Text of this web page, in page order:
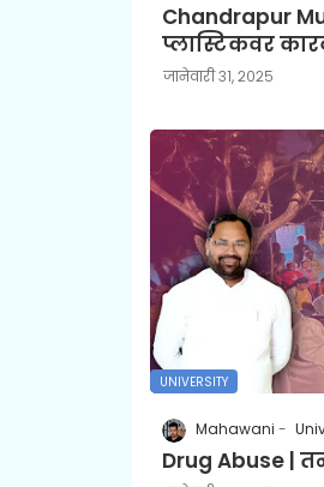
Chandrapur
प्लास्टिकवर
जानेवारी ३१, २०२५
UNIVERSITY
Mahawani
Drug Abuse |